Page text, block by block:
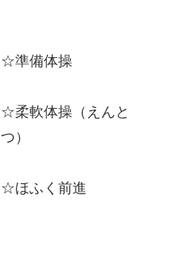
☆準備体操
☆柔軟体操（えんと
つ）
☆ほふく前進